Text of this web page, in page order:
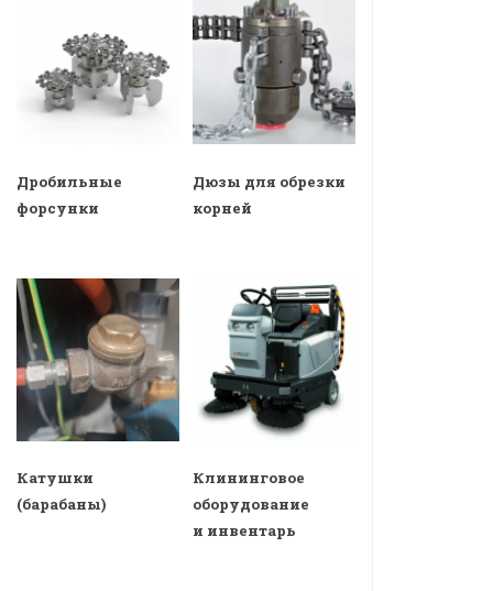
Дробильные
форсунки
Дюзы для обрезки
корней
Катушки
(барабаны)
Клининговое
оборудование
и инвентарь